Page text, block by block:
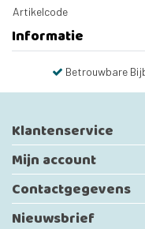
Artikelcode
Informatie
Betrouwbare
Klantenservice
Mijn account
Contactgegevens
Nieuwsbrief